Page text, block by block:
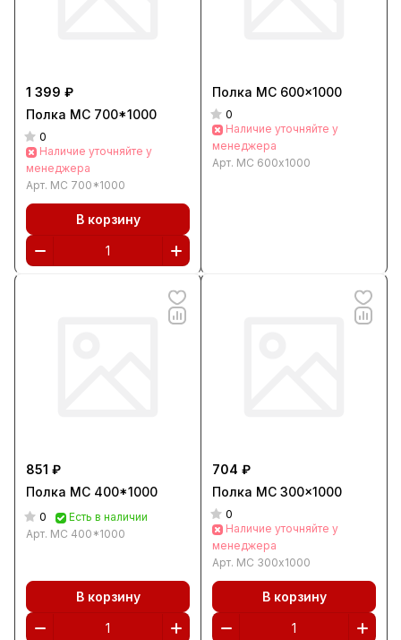
1 399 ₽
Полка МС 700*1000
0
Наличие уточняйте у
менеджера
Арт. МС 700*1000
В корзину
Полка МС 600x1000
0
Наличие уточняйте у
менеджера
Арт. МС 600x1000
851 ₽
Полка МС 400*1000
0
Есть в наличии
Арт. МС 400*1000
В корзину
704 ₽
Полка МС 300x1000
0
Наличие уточняйте у
менеджера
Арт. МС 300x1000
В корзину